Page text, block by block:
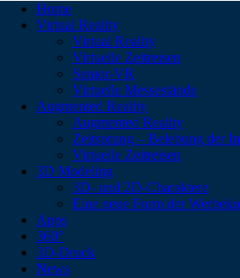
Home
Virtual Reality
Virtual Reality
Virtuelle Zeitreisen
Senior-VR
Virtuelle Messestände
Augmented Reality
Augmented Reality
Zeitsprung – Belebung der
Virtuelle Zeitreisen
3D Modeling
3D- und 2D-Charaktere
Eine neue Form der
Apps
360°
3D-Druck
News